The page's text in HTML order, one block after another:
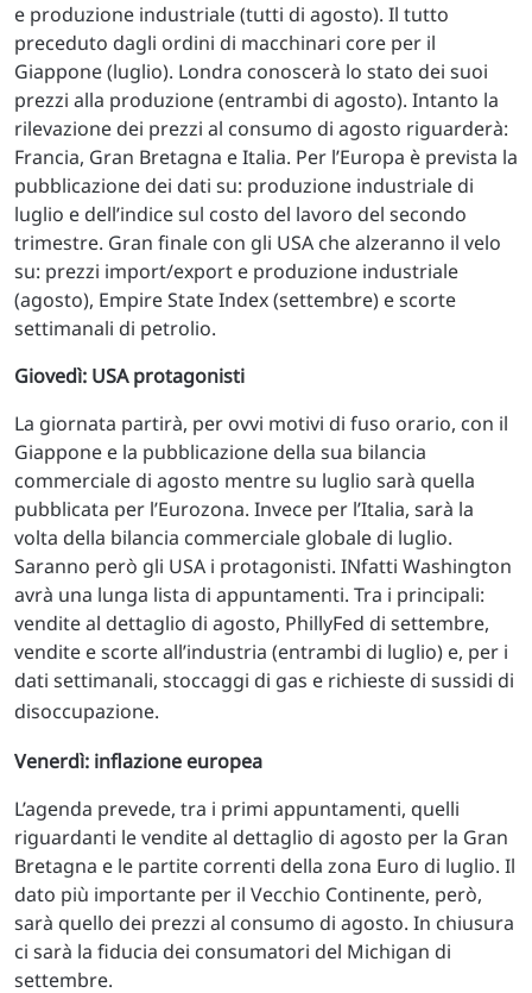
e produzione industriale (tutti di agosto). Il tutto
preceduto dagli ordini di macchinari core per il
Giappone (luglio). Londra conoscerà lo stato dei suoi
prezzi alla produzione (entrambi di agosto). Intanto la
rilevazione dei prezzi al consumo di agosto riguarderà:
Francia, Gran Bretagna e Italia. Per l’Europa è prevista la
pubblicazione dei dati su: produzione industriale di
luglio e dell’indice sul costo del lavoro del secondo
trimestre. Gran finale con gli USA che alzeranno il velo
su: prezzi import/export e produzione industriale
(agosto), Empire State Index (settembre) e scorte
settimanali di petrolio.
Giovedì: USA protagonisti
La giornata partirà, per ovvi motivi di fuso orario, con il
Giappone e la pubblicazione della sua bilancia
commerciale di agosto mentre su luglio sarà quella
pubblicata per l’Eurozona. Invece per l’Italia, sarà la
volta della bilancia commerciale globale di luglio.
Saranno però gli USA i protagonisti. INfatti Washington
avrà una lunga lista di appuntamenti. Tra i principali:
vendite al dettaglio di agosto, PhillyFed di settembre,
vendite e scorte all’industria (entrambi di luglio) e, per i
dati settimanali, stoccaggi di gas e richieste di sussidi di
disoccupazione.
Venerdì: inflazione europea
L’agenda prevede, tra i primi appuntamenti, quelli
riguardanti le vendite al dettaglio di agosto per la Gran
Bretagna e le partite correnti della zona Euro di luglio. Il
dato più importante per il Vecchio Continente, però,
sarà quello dei prezzi al consumo di agosto. In chiusura
ci sarà la fiducia dei consumatori del Michigan di
settembre.